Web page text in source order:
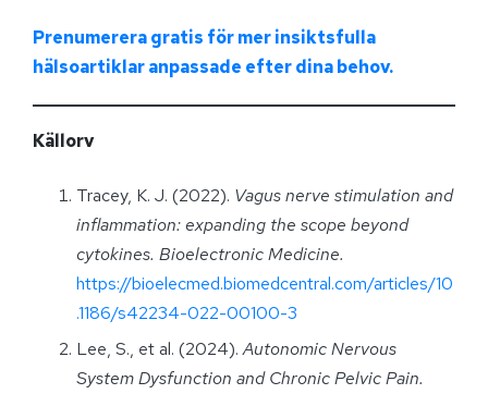
Prenumerera gratis för mer insiktsfulla
hälsoartiklar anpassade efter dina behov.
Källorv
Tracey, K. J. (2022). Vagus nerve stimulation and
inflammation: expanding the scope beyond
cytokines. Bioelectronic Medicine.
https://bioelecmed.biomedcentral.com/articles/10
.1186/s42234-022-00100-3
Lee, S., et al. (2024).Autonomic Nervous
System Dysfunction and Chronic Pelvic Pain.